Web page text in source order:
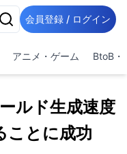
会員登録 / ログイン
アニメ・ゲーム BtoB・
ルド生成速度
ことに成功